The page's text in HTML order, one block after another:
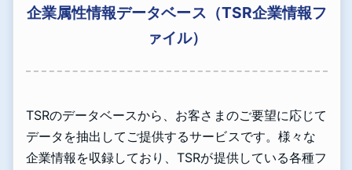
企業属性情報データベース（TSR企業情報フ
ァイル）
TSRのデータベースから、お客さまのご要望に応じて
データを抽出してご提供するサービスです。様々な
企業情報を収録しており、TSRが提供している各種フ